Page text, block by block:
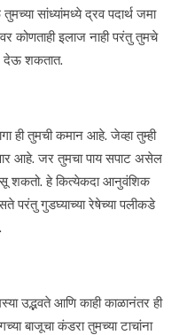
सांध्यांमध्ये द्रव पदार्थ जमा
कोणताही इलाज नाही परंतु तुमचे
देऊ शकतात.
ही तुमची कमान आहे. जेव्हा तुम्ही
आहे. जर तुमचा पाय सपाट असेल
शकतो. हे कित्येकदा आनुवंशिक
परंतु गुडघ्याच्या रेषेच्या पलीकडे
उद्भवते आणि काही काळानंतर ही
बाजूचा कंडरा तुमच्या टाचांना